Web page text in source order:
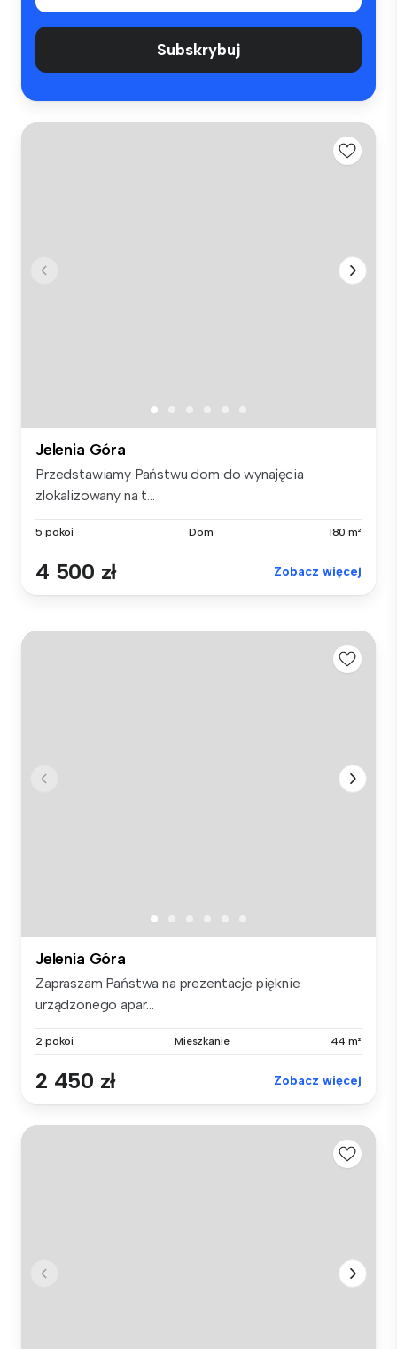
Subskrybuj
Jelenia Góra
Przedstawiamy Państwu dom do wynajęcia
zlokalizowany na t...
5 pokoi Dom 180 m²
4 500 zł Zobacz więcej
Jelenia Góra
Zapraszam Państwa na prezentacje pięknie
urządzonego apar...
2 pokoi Mieszkanie 44 m²
2 450 zł Zobacz więcej